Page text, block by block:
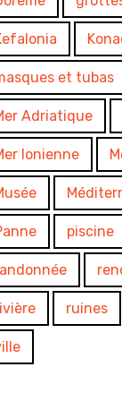
et tubas
Adriatique
Ionienne
piscine
ruines